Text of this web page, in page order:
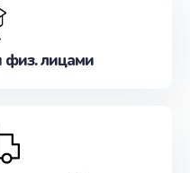
физ. лицами